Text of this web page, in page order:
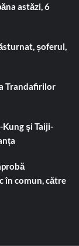
astăzi, 6
șoferul,
Trandafirilor
și Taiji-
în comun, către